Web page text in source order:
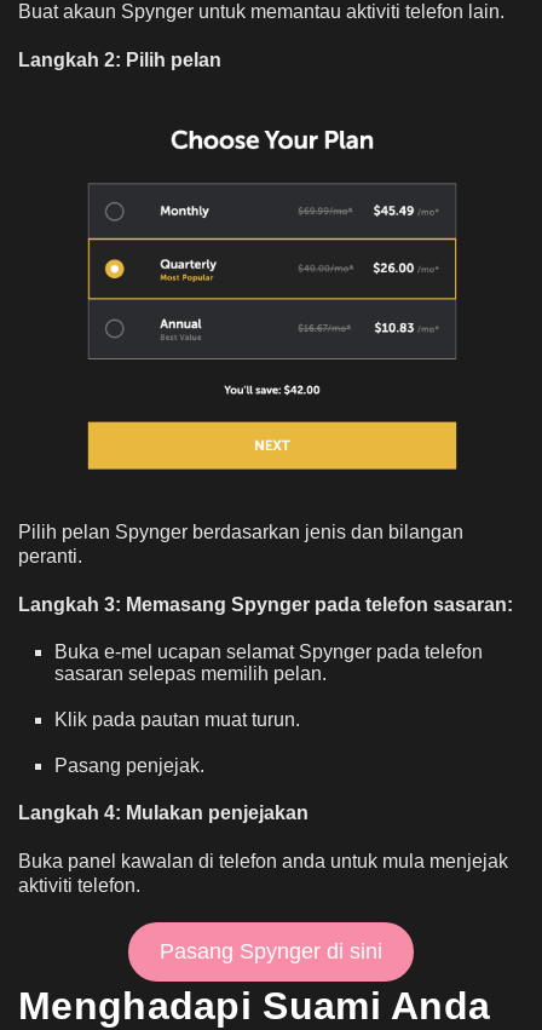
Buat akaun Spynger untuk memantau aktiviti telefon lain.
Langkah 2: Pilih pelan
Pilih pelan Spynger berdasarkan jenis dan bilangan
peranti.
Langkah 3: Memasang Spynger pada telefon sasaran:
Buka e-mel ucapan selamat Spynger pada telefon
sasaran selepas memilih pelan.
Klik pada pautan muat turun.
Pasang penjejak.
Langkah 4: Mulakan penjejakan
Buka panel kawalan di telefon anda untuk mula menjejak
aktiviti telefon.
Pasang Spynger di sini
Menghadapi Suami Anda